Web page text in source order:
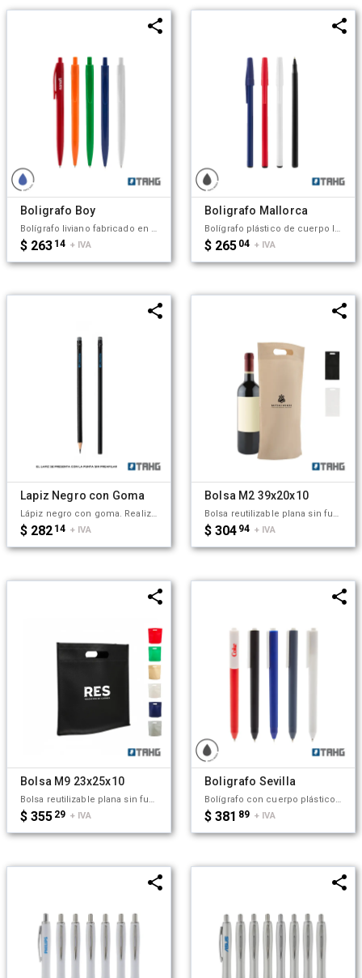
Boligrafo Boy
$ 26314 + IVA
Boligrafo Mallorca
$ 26504 + IVA
Lapiz Negro con Goma
Lápiz negro con goma. Realizado en madera con detalle de aluminio en reborde de goma. Material de la goma: Caucho. Punta sin preafilar. Medidas: 189 mm x 0,8 mm. Mina: 2mm. Tahg
$ 28214 + IVA
Bolsa M2 39x20x10
Bolsa reutilizable plana sin fuelle lateral, con base oval. Fabricada en friselina de 80g/m2. Cuenta con manija calada tipo riñon y es ideal para transportar botellas de vino o de cualquier tipo. Dimensiones: Alto: 39cm, Ancho: 20 cm, Base: 10cm. Tahg. No incluye la botella de vino.
$ 30494 + IVA
Bolsa M9 23x25x10
Bolsa reutilizable plana sin fuelle lateral, con base oval. Fabricada en friselina 80g/m2. Cuenta con manija calada tipo riñon. Es ideal para el día a día, compras ligeras o eventos promocionales. Tahg
$ 35529 + IVA
Boligrafo Sevilla
Bolígrafo con cuerpo plástico de color. Clip de color blanco. Retráctil. Tinta negra. Tahg
$ 38189 + IVA